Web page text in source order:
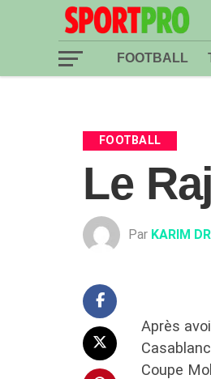
FOOTBALL
FOOTBALL
Le
Par KARIM
Après
Coupe